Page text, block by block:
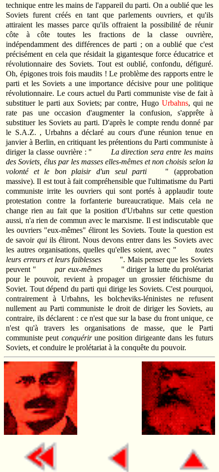
technique entre les mains de l'appareil du parti. On a oublié que les
Soviets furent créés en tant que parlements ouvriers, et qu'ils
attiraient les masses parce qu'ils offraient la possibilité de réunir
côte à côte toutes les fractions de la classe ouvrière,
indépendamment des différences de parti ; on a oublié que c'est
précisément en cela que résidait la gigantesque force éducatrice et
révolutionnaire des Soviets. Tout est oublié, confondu, défiguré.
Oh, épigones trois fois maudits ! Le problème des rapports entre le
parti et les Soviets a une importance décisive pour une politique
révolutionnaire. Le cours actuel du Parti communiste vise de fait à
substituer le parti aux Soviets; par contre, Hugo Urbahns, qui ne
rate pas une occasion d'augmenter la confusion, s'apprête à
substituer les Soviets au parti. D'après le compte rendu donné par
le S.A.Z. , Urbahns a déclaré au cours d'une réunion tenue en
janvier à Berlin, en critiquant les prétentions du Parti communiste à
diriger la classe ouvrière : "
La direction sera entre les mains
des Soviets, élus par les masses elles-mêmes et non choisis selon la
volonté et le bon plaisir d'un seul parti
" (approbation
massive). Il est tout à fait compréhensible que l'ultimatisme du Parti
communiste irrite les ouvriers qui sont portés à applaudir toute
protestation contre la forfanterie bureaucratique. Mais cela ne
change rien au fait que la position d'Urbahns sur cette question
aussi, n'a rien de commun avec le marxisme. Il est indiscutable que
les ouvriers "eux-mêmes" éliront les Soviets. Toute la question est
de savoir quiils éliront. Nous devons entrer dans les Soviets avec
les autres organisations, quelles qu'elles soient, avec "
toutes
leurs erreurs et leurs faiblesses
". Mais penser que les Soviets
peuvent "
par eux-mêmes
" diriger la lutte du prolétariat
pour le pouvoir, revient à propager un grossier fétichisme du
Soviet. Tout dépend du parti qui dirige les Soviets. C'est pourquoi,
contrairement à Urbahns, les bolcheviks-léninistes ne refusent
nullement au Parti communiste le droit de diriger les Soviets, au
contraire, ils déclarent : ce n'est que sur la base du front unique, ce
n'est qu'à travers les organisations de masse, que le Parti
communiste peut conquérirune position dirigeante dans les futurs
Soviets, et conduire le prolétariat à la conquête du pouvoir.